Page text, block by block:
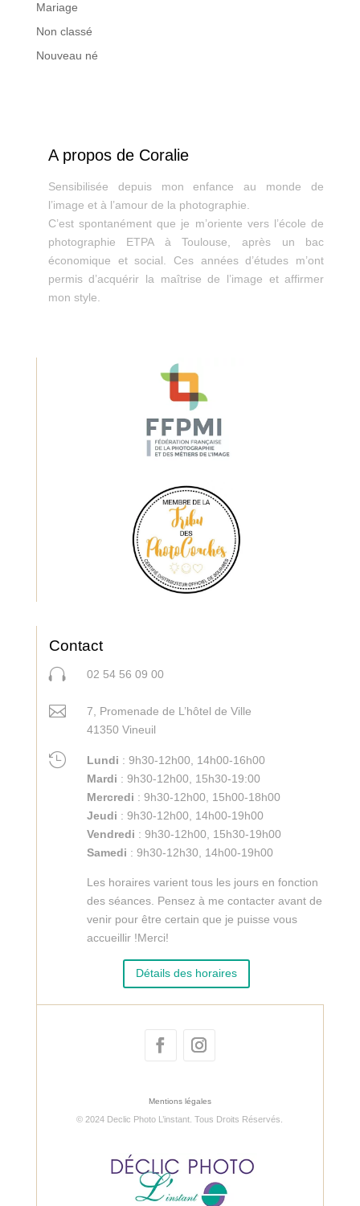
Mariage
Non classé
Nouveau né
A propos de Coralie
Sensibilisée depuis mon enfance au monde de
l’image et à l’amour de la photographie.
C’est spontanément que je m’oriente vers l’école de
photographie ETPA à Toulouse, après un bac
économique et social. Ces années d’études m’ont
permis d’acquérir la maîtrise de l’image et affirmer
mon style.
Contact

02 54 56 09 00

7, Promenade de L’hôtel de Ville
41350 Vineuil
 Lundi : 9h30-12h00, 14h00-16h00
Mardi : 9h30-12h00, 15h30-19:00
Mercredi : 9h30-12h00, 15h00-18h00
Jeudi : 9h30-12h00, 14h00-19h00
Vendredi : 9h30-12h00, 15h30-19h00
Samedi : 9h30-12h30, 14h00-19h00
Les horaires varient tous les jours en fonction
des séances. Pensez à me contacter avant de
venir pour être certain que je puisse vous
accueillir !Merci!
Détails des horaires
Mentions légales
© 2024 Declic Photo L’instant. Tous Droits Réservés.